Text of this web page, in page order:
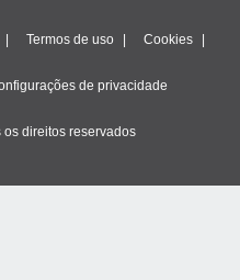
Termos de uso Cookies
de privacidade
direitos reservados